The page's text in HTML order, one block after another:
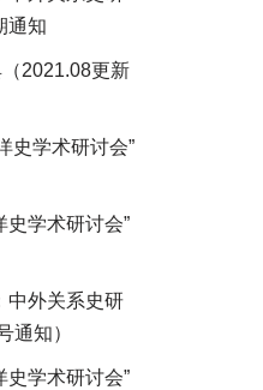
通知
2021.08更新
史学术研讨会”
史学术研讨会”
中外关系史研
通知）
史学术研讨会”